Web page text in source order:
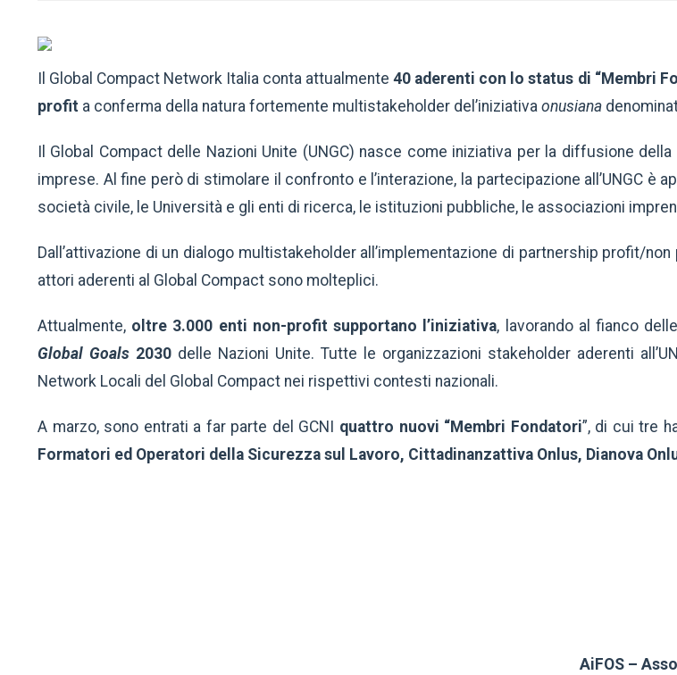
Il Global Compact Network Italia conta attualmente40 aderenti con lo status di “Membri
profit a conferma della natura fortemente multistakeholder del’iniziativa onusiana
Il Global Compact delle Nazioni Unite (UNGC) nasce come iniziativa per la diffusione
imprese. Al fine però di stimolare il confronto e l’interazione, la partecipazione all’UNGC è
società civile, le Università e gli enti di ricerca, le istituzioni pubbliche, le associazioni
Dall’attivazione di un dialogo multistakeholder all’implementazione di partnership profit/
attori aderenti al Global Compact sono molteplici.
Attualmente, oltre 3.000 enti non-profit supportano l’iniziativa, lavorando al fianco
Global Goals 2030delle Nazioni Unite. Tutte le organizzazioni stakeholder aderenti
Network Locali del Global Compact nei rispettivi contesti nazionali.
A marzo, sono entrati a far parte del GCNI quattro nuovi “Membri Fondatori”, di cui tre
Formatori ed Operatori della Sicurezza sul Lavoro, Cittadinanzattiva Onlus, Dianova
AiFOS –